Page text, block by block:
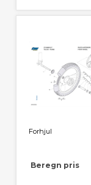
Forhjul
Beregn pris